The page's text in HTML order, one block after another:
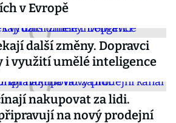
v Evropě
další změny. Dopravci
i využití umělé inteligence
nakupovat za lidi.
na nový prodejní